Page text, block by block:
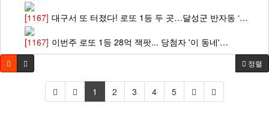
[1167] 대구서 또 터졌다! 로또 1등 두 곳…달성군 반자동 ‘…
[1167] 이번주 로또 1등 28억 잭팟... 당첨자 '이 동네'…
정렬
1 2 3 4 5